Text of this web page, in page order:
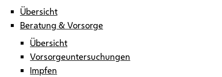
Übersicht
Beratung & Vorsorge
Übersicht
Vorsorgeuntersuchungen
Impfen